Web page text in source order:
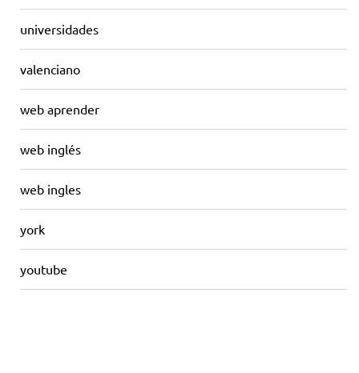
universidades
valenciano
web aprender
web inglés
web ingles
york
youtube